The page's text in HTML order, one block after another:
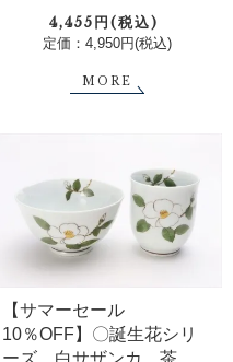
4,455円(税込)
定価：4,950円(税込)
MORE
【サマーセール
10％OFF】〇誕生花シリ